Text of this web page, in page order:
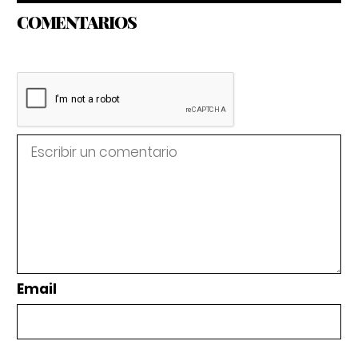
COMENTARIOS
Email